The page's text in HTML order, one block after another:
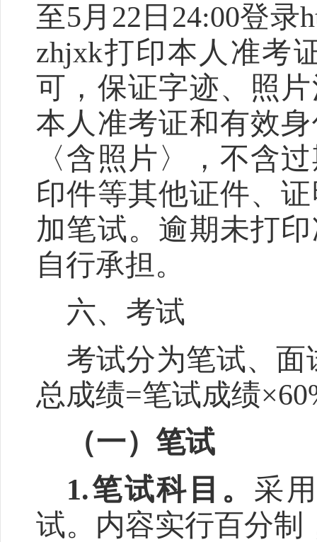
至5月 22 日 24:00登录
zhjxk打印本人准考
可，保证字迹、照
本人准考证和有效
〈含照片〉，不含
印件等其他证件、
加笔试。逾期未打
自行承担。
六、考试
考试分为笔试、
总成绩=笔试成绩×6
（一）笔试
1.笔试科目。 采
试。内容实行百分制